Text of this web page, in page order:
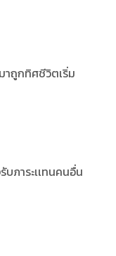
าถูกทิศชีวิตเริ่ม
ภาระเเทนคนอื่น